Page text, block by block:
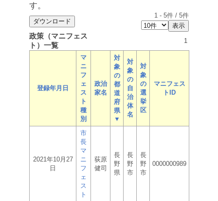
す。
1 - 5件 / 5件
政策（マニフェス
ト）一覧
1
登録年月日
マ
ニ
フ
ェ
ス
ト
種
別
政治
家名
対
象
の
都
道
府
県
▼
対
象
の
自
治
体
名
対
象
の
選
挙
区
マニフェス
トID
2021年10月27
日
市
長
マ
ニ
フ
ェ
ス
ト
荻原
健司
長
野
県
長
野
市
長
野
市
0000000989